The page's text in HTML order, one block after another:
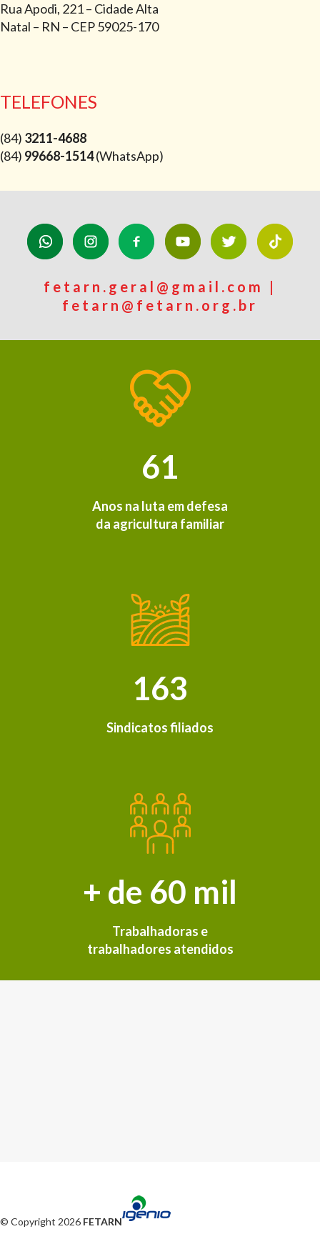
Rua Apodi, 221 – Cidade Alta
Natal – RN – CEP 59025-170
TELEFONES
(84) 3211-4688
(84) 99668-1514(WhatsApp)
fetarn.geral@gmail.com |
fetarn@fetarn.org.br
61
Anos na luta em defesa
da agricultura familiar
163
Sindicatos filiados
+ de 60 mil
Trabalhadoras e
trabalhadores atendidos
© Copyright 2026 FETARN